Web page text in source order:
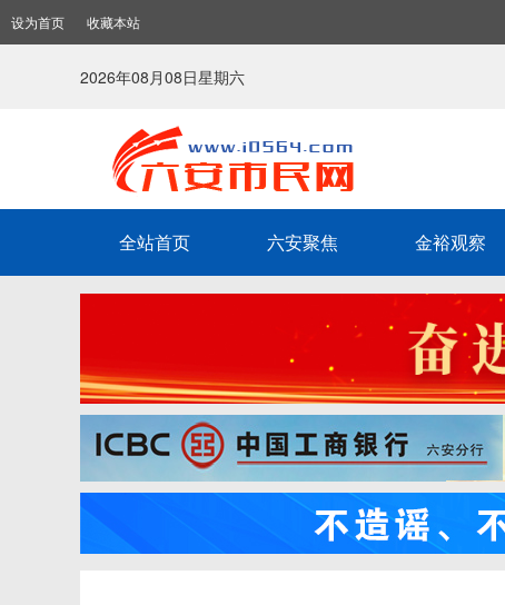
设为首页 收藏本站
2026年08月08日星期六
全站首页 六安聚焦 金裕观察